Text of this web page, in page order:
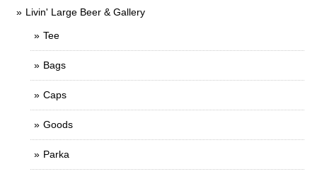
Livin' Large Beer & Gallery
Tee
Bags
Caps
Goods
Parka